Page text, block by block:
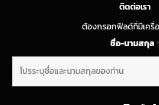
ติดต่อเรา
ต้องกรอกฟิลด์ที่มีเครื่
ชื่อ-นามสกุล*